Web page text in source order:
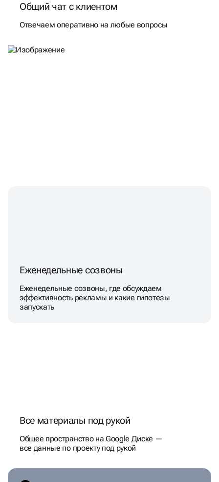
Общий чат с клиентом
Отвечаем оперативно на любые вопросы
Еженедельные созвоны
Еженедельные созвоны, где обсуждаем
эффективность рекламы и какие гипотезы
запускать
Все материалы под рукой
Общее пространство на Google Диске —
все данные по проекту под рукой